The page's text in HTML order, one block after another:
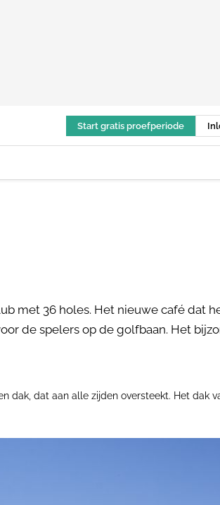
Start gratis proefperiode
met 36 holes. Het nieuwe café dat
de spelers op de golfbaan. Het
dak, dat aan alle zijden oversteekt. Het dak